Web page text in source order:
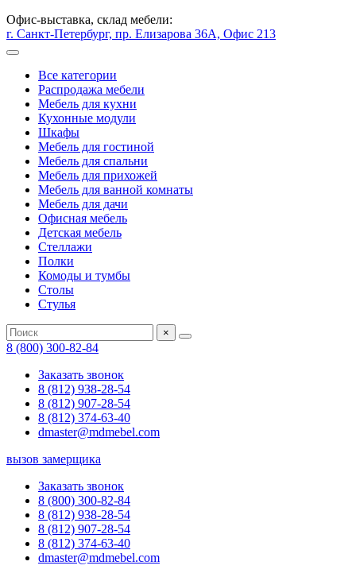
Офис-выставка, склад мебели:
г. Санкт-Петербург, пр. Елизарова 36А, Офис 213
Все категории
Распродажа мебели
Мебель для кухни
Кухонные модули
Шкафы
Мебель для гостиной
Мебель для спальни
Мебель для прихожей
Мебель для ванной комнаты
Мебель для дачи
Офисная мебель
Детская мебель
Стеллажи
Полки
Комоды и тумбы
Столы
Стулья
×
8 (800) 300-82-84
Заказать звонок
8 (812) 938-28-54
8 (812) 907-28-54
8 (812) 374-63-40
dmaster@mdmebel.com
вызов замерщика
Заказать звонок
8 (800) 300-82-84
8 (812) 938-28-54
8 (812) 907-28-54
8 (812) 374-63-40
dmaster@mdmebel.com